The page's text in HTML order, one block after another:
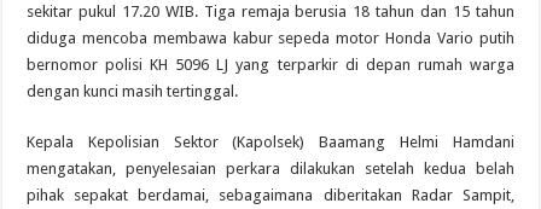
sekitar pukul 17.20 WIB. Tiga remaja berusia 18 tahun dan 15 tahun
diduga mencoba membawa kabur sepeda motor Honda Vario putih
bernomor polisi KH 5096 LJ yang terparkir di depan rumah warga
dengan kunci masih tertinggal.
Kepala Kepolisian Sektor (Kapolsek) Baamang Helmi Hamdani
mengatakan, penyelesaian perkara dilakukan setelah kedua belah
pihak sepakat berdamai, sebagaimana diberitakan Radar Sampit,